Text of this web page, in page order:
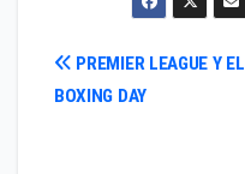
Navegación
PREMIER LEAGUE Y EL
BOXING DAY